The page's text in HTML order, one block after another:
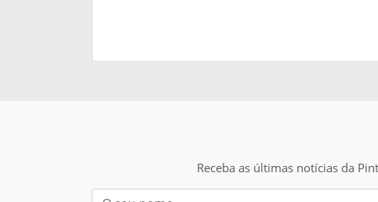
Receba as últimas notícias da
Nom